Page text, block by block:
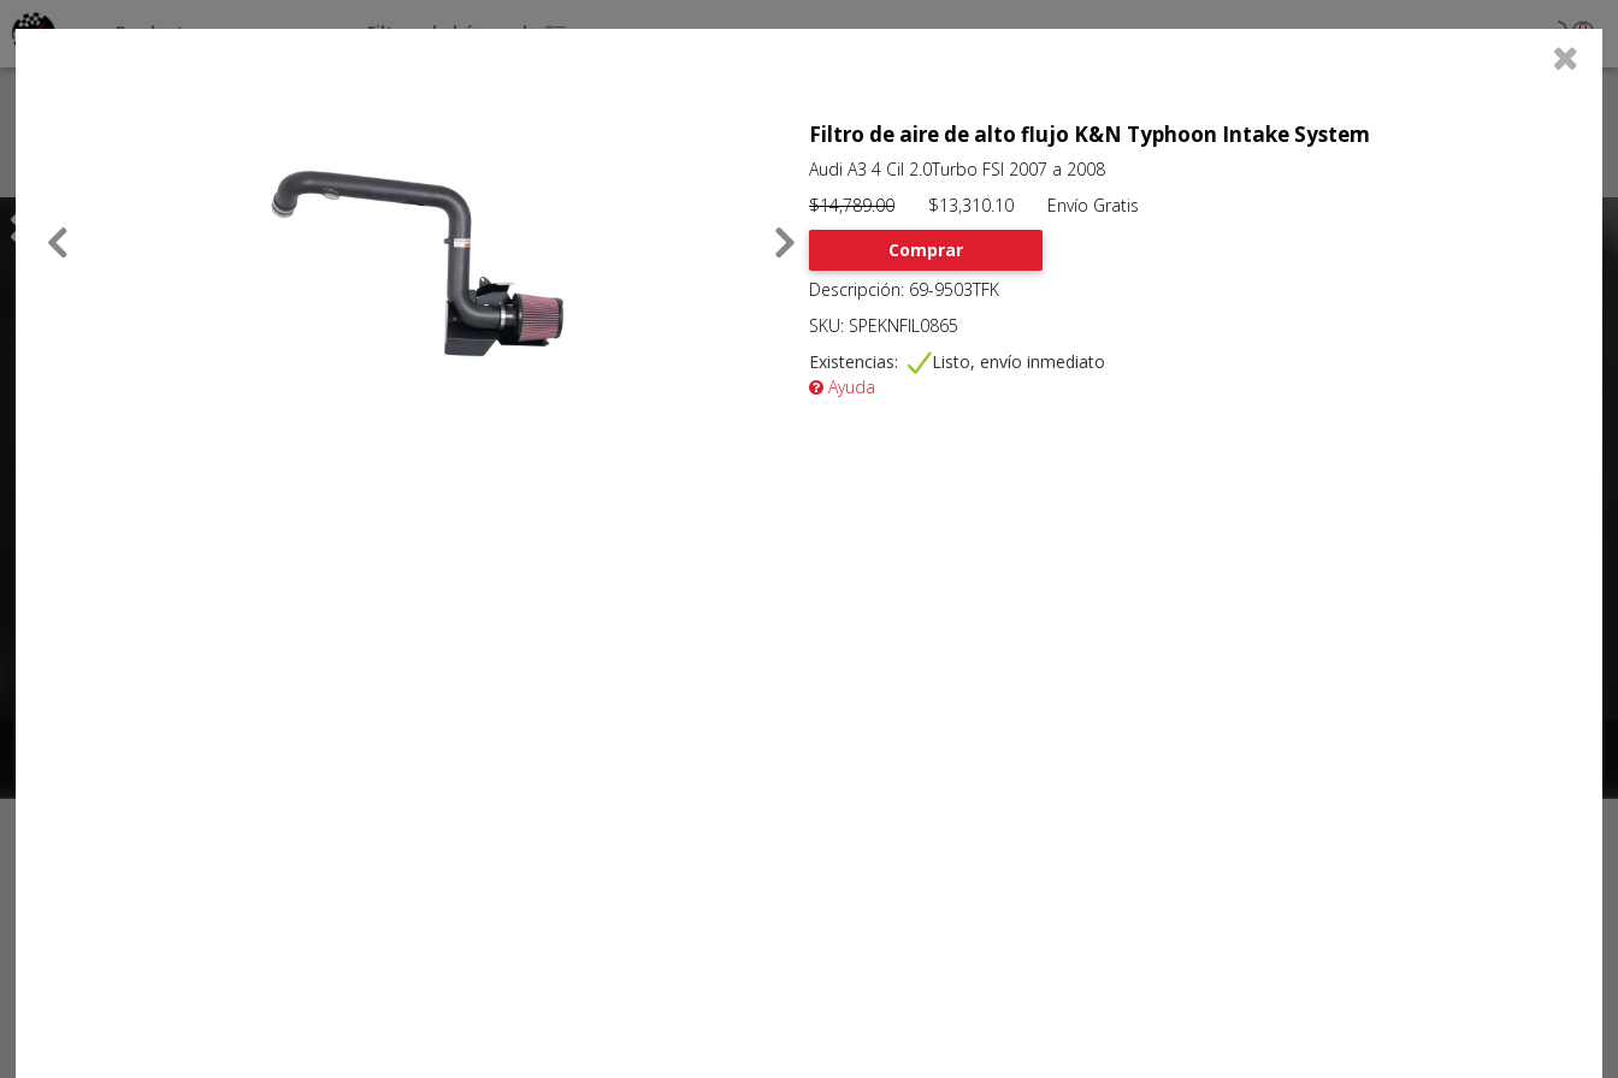
Clients
Productos por marcas Filtros de búsqueda 0
Filtro de aire de alto flujo K&N Typhoon Intake System
Audi A3 4 Cil 2.0Turbo FSI 2007 a 2008
$14,789.00$13,310.10 Envío Gratis
Comprar
Descripción: 69-9503TFK
SKU: SPEKNFIL0865
Existencias:
Listo, envío inmediato
Ayuda